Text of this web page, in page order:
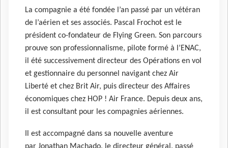
La compagnie a été fondée l’an passé par un vétéran
de l’aérien et ses associés. Pascal Frochot est le
président co-fondateur de Flying Green. Son parcours
prouve son professionnalisme, pilote formé à l’ENAC,
il été successivement directeur des Opérations en vol
et gestionnaire du personnel navigant chez Air
Liberté et chez Brit Air, puis directeur des Affaires
économiques chez HOP ! Air France. Depuis deux ans,
il est consultant pour les compagnies aériennes.
Il est accompagné dans sa nouvelle aventure